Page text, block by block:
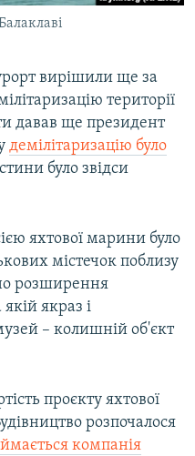
вирішили ще за
території
давав ще президент
демілітаризацію було
було звідси
яхтової марини було
містечок поблизу
розширення
якраз і
– колишній об'єкт
проєкту яхтової
розпочалося
компанія